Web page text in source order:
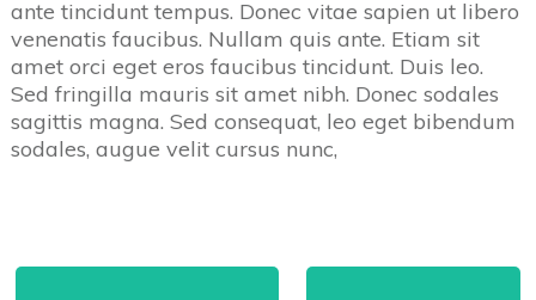
ante tincidunt tempus. Donec vitae sapien ut libero
venenatis faucibus. Nullam quis ante. Etiam sit
amet orci eget eros faucibus tincidunt. Duis leo.
Sed fringilla mauris sit amet nibh. Donec sodales
sagittis magna. Sed consequat, leo eget bibendum
sodales, augue velit cursus nunc,